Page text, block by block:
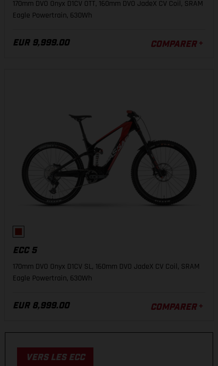
170mm DVO Onyx D1CV OTT, 160mm DVO JadeX CV Coil, SRAM
Eagle Powertrain, 630Wh
EUR 9,999.00 COMPARER
ECC 5
170mm DVO Onyx D1CV SL, 160mm DVO JadeX CV Coil, SRAM
Eagle Powertrain, 630Wh
EUR 8,999.00 COMPARER
UNE PLATEFORME D’ENDURO EN CARBONE
VITESSE.
VERS LES ECC